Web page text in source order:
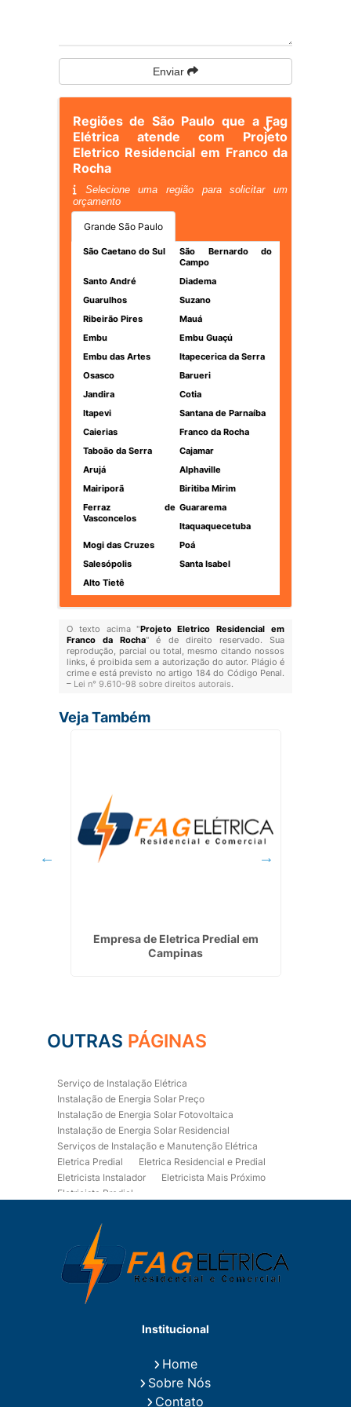
Enviar
Regiões de São Paulo que a Fag
Elétrica atende com Projeto
Eletrico Residencial em Franco da
Rocha
Selecione uma região para solicitar um
orçamento
Grande São Paulo
São Caetano do Sul
São Bernardo do
Campo
Santo André
Diadema
Guarulhos
Suzano
Ribeirão Pires
Mauá
Embu
Embu Guaçú
Embu das Artes
Itapecerica da Serra
Osasco
Barueri
Jandira
Cotia
Itapevi
Santana de Parnaíba
Caierias
Franco da Rocha
Taboão da Serra
Cajamar
Arujá
Alphaville
Mairiporã
Biritiba Mirim
Ferraz de
Vasconcelos
Guararema
Itaquaquecetuba
Mogi das Cruzes
Poá
Salesópolis
Santa Isabel
Alto Tietê
O texto acima "Projeto Eletrico Residencial em
Franco da Rocha" é de direito reservado. Sua
reprodução, parcial ou total, mesmo citando nossos
links, é proibida sem a autorização do autor. Plágio é
crime e está previsto no artigo 184 do Código Penal.
– Lei n° 9.610-98 sobre direitos autorais.
Veja Também
Empresa de Eletrica Predial em
Campinas
OUTRAS PÁGINAS
Serviço de Instalação Elétrica
Instalação de Energia Solar Preço
Instalação de Energia Solar Fotovoltaica
Instalação de Energia Solar Residencial
Serviços de Instalação e Manutenção Elétrica
Eletrica Predial
Eletrica Residencial e Predial
Eletricista Instalador
Eletricista Mais Próximo
Eletricista Predial
Eletricista Residencial
Eletricista Residencial E Predial
Eletricistas de Manutenção
Empresa de Instalações Elétricas
Empresa de Manutenção Eletrica
Empresa de Prestação de Serviços Eletricos
Fiação para Instalação Eletrica Residencial
Instalação de Energia Solar Residencial Preço
Instalação de Painel Solar
Instalação de Placa Solar
Institucional
Home
Sobre Nós
Contato